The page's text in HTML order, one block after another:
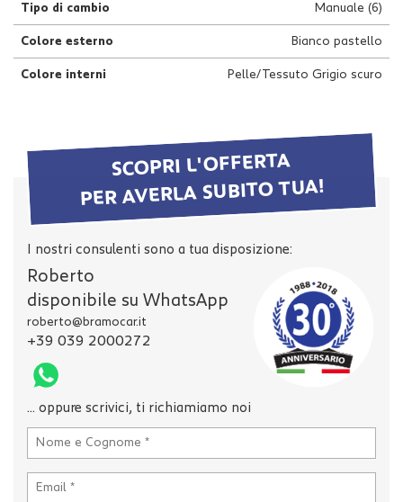
Tipo di cambio Manuale (6)
Colore esterno Bianco pastello
Colore interni Pelle/Tessuto Grigio scuro
SCOPRI L'OFFERTA
PER AVERLA SUBITO TUA!
I nostri consulenti sono a tua disposizione:
Roberto
disponibile su WhatsApp
roberto@bramocar.it
+39 039 2000272
... oppure scrivici, ti richiamiamo noi
tue
scelte
qualsiasi
Cookie delle preferenze
Cookie per il miglioramento dell'esperienza utente
Cookie di marketing
Leggi
la